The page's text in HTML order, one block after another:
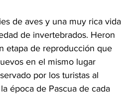
de aves y una muy rica vida
de invertebrados. Heron
etapa de reproducción que
en el mismo lugar
por los turistas al
época de Pascua de cada